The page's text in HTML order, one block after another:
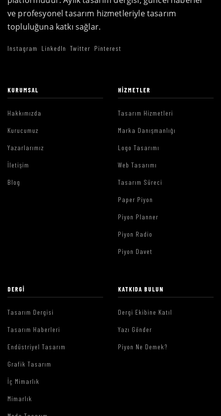
ve profesyonel tasarım hizmetleriyle tasarım
topluluğuna katkı sağlar.
Instagram LinkedIn Twitter Pinterest
KURUMSAL
Hakkımızda
Kurucumuz
Yazarlarımız
İletişim
Blog
HIZMETLER
Tasarım Hizmetleri
Marka Danışmanlığı
Logo Tasarımı
Web Tasarımı
Tasarım Süreci
Paper Piyon
Piyon Planner
Piyon Radio
Piyon Davet
DERGI
Tasarım Dergisi
Tasarım Haberleri
Endüstriyel Tasarım
Grafik Tasarım
İç Mimarlık
Mimarlık
KATKIDA BULUN
Dergi Ekibine Katıl
Yazı Gönder
Piyon Ne Demek?